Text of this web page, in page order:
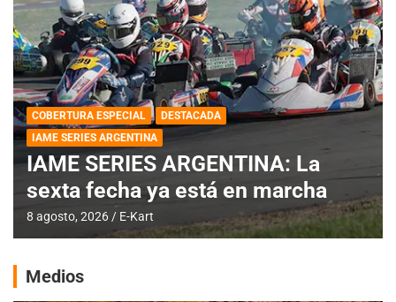
COBERTURA ESPECIAL
DESTACADA
IAME SERIES ARGENTINA
IAME SERIES ARGENTINA: La
sexta fecha ya está en marcha
8 agosto, 2026 E-Kart
Medios